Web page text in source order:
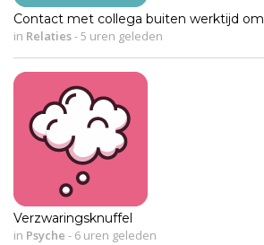
Contact met collega buiten werktijd om
in Relaties-5 uren geleden
Verzwaringsknuffel
in Psyche - 6 uren geleden